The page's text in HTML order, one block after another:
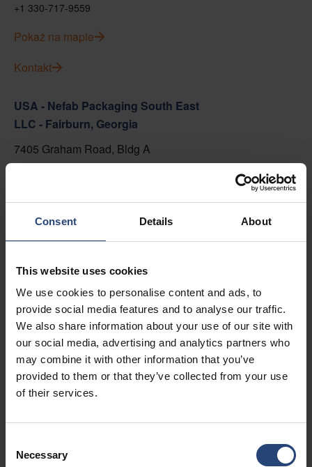
Consent Details About
This website uses cookies
We use cookies to personalise content and ads, to
provide social media features and to analyse our traffic.
We also share information about your use of our site with
our social media, advertising and analytics partners who
may combine it with other information that you’ve
provided to them or that they’ve collected from your use
of their services.
Selection
Necessary
+1 330-717-9559
Pokaż na mapie
Kontakt
USA - Nefab Packaging South East
LLC - Fairburn, Georgia
7405 Graham Road, Bldg A
Pokaż na mapie
USA - Nefab Packaging North LLC -
Illinois
1539 Hunter Rd
Hanover Park, IL 60133
+1 630-451-5345 x50103